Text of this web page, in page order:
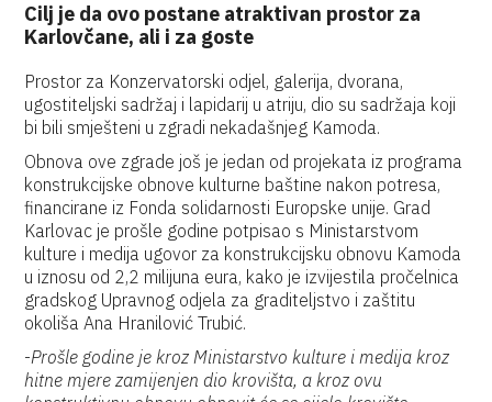
Cilj je da ovo postane atraktivan prostor za
Karlovčane, ali i za goste
Prostor za Konzervatorski odjel, galerija, dvorana,
ugostiteljski sadržaj i lapidarij u atriju, dio su sadržaja koji
bi bili smješteni u zgradi nekadašnjeg Kamoda.
Obnova ove zgrade još je jedan od projekata iz programa
konstrukcijske obnove kulturne baštine nakon potresa,
financirane iz Fonda solidarnosti Europske unije. Grad
Karlovac je prošle godine potpisao s Ministarstvom
kulture i medija ugovor za konstrukcijsku obnovu Kamoda
u iznosu od 2,2 milijuna eura, kako je izvijestila pročelnica
gradskog Upravnog odjela za graditeljstvo i zaštitu
okoliša Ana Hranilović Trubić.
-Prošle godine je kroz Ministarstvo kulture i medija kroz
hitne mjere zamijenjen dio krovišta, a kroz ovu